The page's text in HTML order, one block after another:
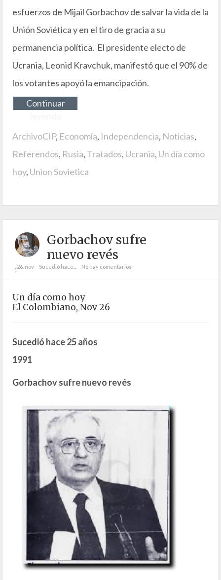
esfuerzos de Mijail Gorbachov de salvar la vida de la
Unión Soviética y en el tiro de gracia a su
permanencia política. El presidente electo de
Ucrania, Leonid Kravchuk, manifestó que el 90% de
los votantes apoyó la emancipación.
Continuar
ArchivoCIP, Economía, Independencia, Noticias,
Referendos, Rusia, Tratados, Ucrania, Un día como
hoy, Union Sovietica
Gorbachov sufre
nuevo revés
;26. nov Sucedió hace... No hay comentarios
Un día como hoy
El Colombiano, Nov 26
Sucedió hace 25 años
1991
Gorbachov sufre nuevo revés